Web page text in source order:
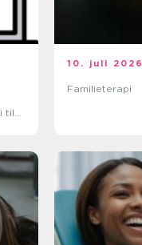
10. juli 2026
Familieterapi